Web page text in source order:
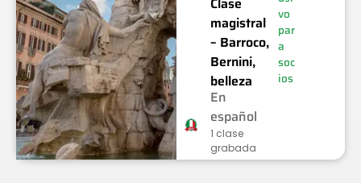
magistral
– Barroco,
Bernini,
belleza
En
español
1 clase
grabada
vo
par
a
soc
ios